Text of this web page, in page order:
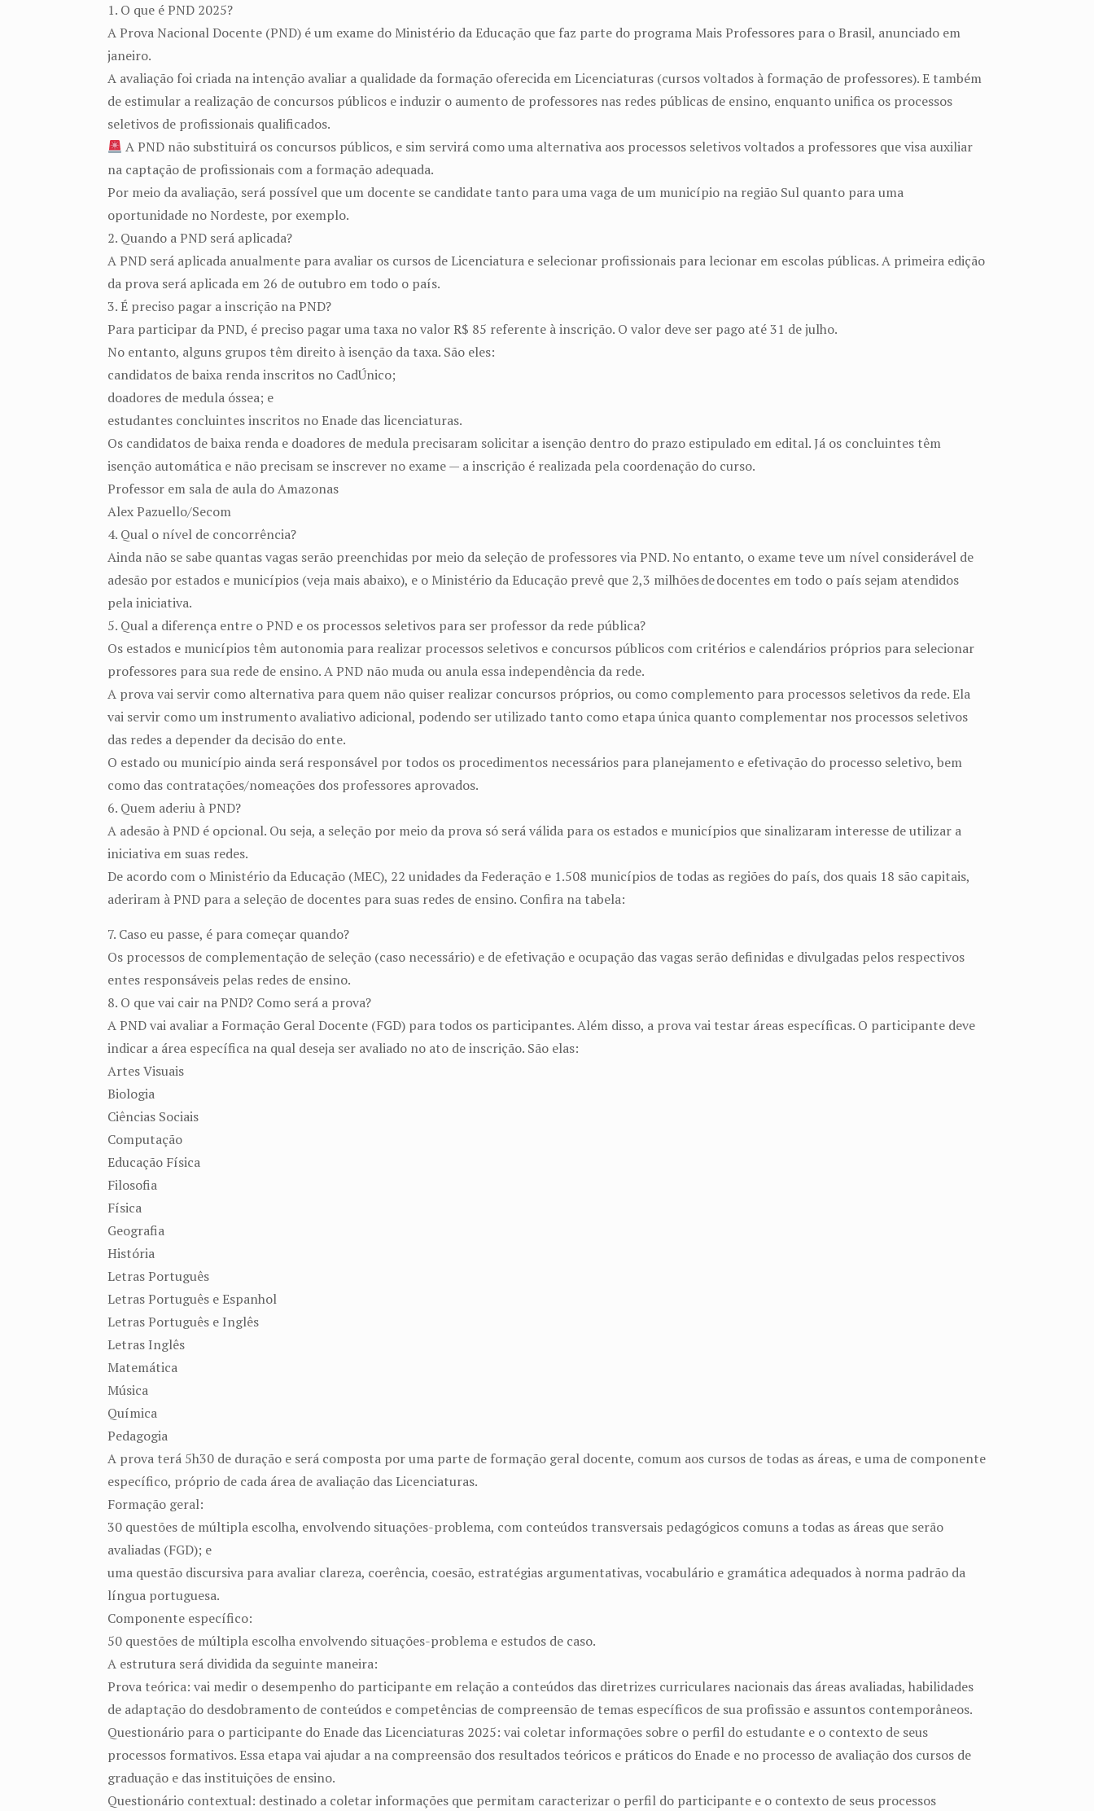
1. O que é PND 2025?
A Prova Nacional Docente (PND) é um exame do Ministério da Educação que faz parte do programa Mais Professores para o Brasil, anunciado em
janeiro.
A avaliação foi criada na intenção avaliar a qualidade da formação oferecida em Licenciaturas (cursos voltados à formação de professores). E também
de estimular a realização de concursos públicos e induzir o aumento de professores nas redes públicas de ensino, enquanto unifica os processos
seletivos de profissionais qualificados.
A PND não substituirá os concursos públicos, e sim servirá como uma alternativa aos processos seletivos voltados a professores que visa auxiliar
na captação de profissionais com a formação adequada.
Por meio da avaliação, será possível que um docente se candidate tanto para uma vaga de um município na região Sul quanto para uma
oportunidade no Nordeste, por exemplo.
2. Quando a PND será aplicada?
A PND será aplicada anualmente para avaliar os cursos de Licenciatura e selecionar profissionais para lecionar em escolas públicas. A primeira edição
da prova será aplicada em 26 de outubro em todo o país.
3. É preciso pagar a inscrição na PND?
Para participar da PND, é preciso pagar uma taxa no valor R$ 85 referente à inscrição. O valor deve ser pago até 31 de julho.
No entanto, alguns grupos têm direito à isenção da taxa. São eles:
candidatos de baixa renda inscritos no CadÚnico;
doadores de medula óssea; e
estudantes concluintes inscritos no Enade das licenciaturas.
Os candidatos de baixa renda e doadores de medula precisaram solicitar a isenção dentro do prazo estipulado em edital. Já os concluintes têm
isenção automática e não precisam se inscrever no exame — a inscrição é realizada pela coordenação do curso.
Professor em sala de aula do Amazonas
Alex Pazuello/Secom
4. Qual o nível de concorrência?
Ainda não se sabe quantas vagas serão preenchidas por meio da seleção de professores via PND. No entanto, o exame teve um nível considerável de
adesão por estados e municípios (veja mais abaixo), e o Ministério da Educação prevê que 2,3 milhões de docentes em todo o país sejam atendidos
pela iniciativa.
5. Qual a diferença entre o PND e os processos seletivos para ser professor da rede pública?
Os estados e municípios têm autonomia para realizar processos seletivos e concursos públicos com critérios e calendários próprios para selecionar
professores para sua rede de ensino. A PND não muda ou anula essa independência da rede.
A prova vai servir como alternativa para quem não quiser realizar concursos próprios, ou como complemento para processos seletivos da rede. Ela
vai servir como um instrumento avaliativo adicional, podendo ser utilizado tanto como etapa única quanto complementar nos processos seletivos
das redes a depender da decisão do ente.
O estado ou município ainda será responsável por todos os procedimentos necessários para planejamento e efetivação do processo seletivo, bem
como das contratações/nomeações dos professores aprovados.
6. Quem aderiu à PND?
A adesão à PND é opcional. Ou seja, a seleção por meio da prova só será válida para os estados e municípios que sinalizaram interesse de utilizar a
iniciativa em suas redes.
De acordo com o Ministério da Educação (MEC), 22 unidades da Federação e 1.508 municípios de todas as regiões do país, dos quais 18 são capitais,
aderiram à PND para a seleção de docentes para suas redes de ensino. Confira na tabela:
7. Caso eu passe, é para começar quando?
Os processos de complementação de seleção (caso necessário) e de efetivação e ocupação das vagas serão definidas e divulgadas pelos respectivos
entes responsáveis pelas redes de ensino.
8. O que vai cair na PND? Como será a prova?
A PND vai avaliar a Formação Geral Docente (FGD) para todos os participantes. Além disso, a prova vai testar áreas específicas. O participante deve
indicar a área específica na qual deseja ser avaliado no ato de inscrição. São elas:
Artes Visuais
Biologia
Ciências Sociais
Computação
Educação Física
Filosofia
Física
Geografia
História
Letras Português
Letras Português e Espanhol
Letras Português e Inglês
Letras Inglês
Matemática
Música
Química
Pedagogia
A prova terá 5h30 de duração e será composta por uma parte de formação geral docente, comum aos cursos de todas as áreas, e uma de componente
específico, próprio de cada área de avaliação das Licenciaturas.
Formação geral:
30 questões de múltipla escolha, envolvendo situações-problema, com conteúdos transversais pedagógicos comuns a todas as áreas que serão
avaliadas (FGD); e
uma questão discursiva para avaliar clareza, coerência, coesão, estratégias argumentativas, vocabulário e gramática adequados à norma padrão da
língua portuguesa.
Componente específico:
50 questões de múltipla escolha envolvendo situações-problema e estudos de caso.
A estrutura será dividida da seguinte maneira:
Prova teórica: vai medir o desempenho do participante em relação a conteúdos das diretrizes curriculares nacionais das áreas avaliadas, habilidades
de adaptação do desdobramento de conteúdos e competências de compreensão de temas específicos de sua profissão e assuntos contemporâneos.
Questionário para o participante do Enade das Licenciaturas 2025: vai coletar informações sobre o perfil do estudante e o contexto de seus
processos formativos. Essa etapa vai ajudar a na compreensão dos resultados teóricos e práticos do Enade e no processo de avaliação dos cursos de
graduação e das instituições de ensino.
Questionário contextual: destinado a coletar informações que permitam caracterizar o perfil do participante e o contexto de seus processos